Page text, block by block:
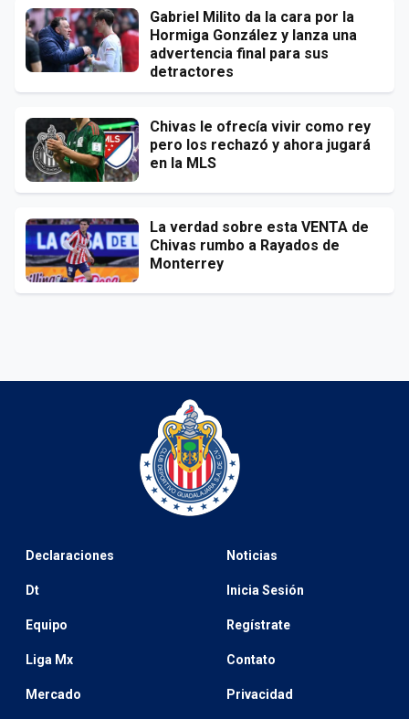
Gabriel Milito da la cara por la
Hormiga González y lanza una
advertencia final para sus
detractores
Chivas le ofrecía vivir como rey
pero los rechazó y ahora jugará
en la MLS
La verdad sobre esta VENTA de
Chivas rumbo a Rayados de
Monterrey
Declaraciones
Dt
Equipo
Liga Mx
Mercado
Noticias
Inicia Sesión
Regístrate
Contato
Privacidad